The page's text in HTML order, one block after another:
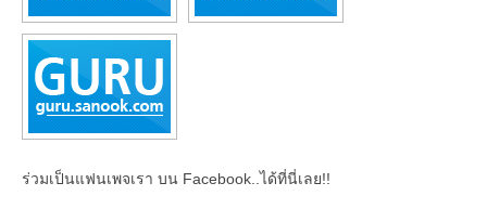
ร่วมเป็นแฟนเพจเรา บน Facebook..ได้ที่นี่เลย!!